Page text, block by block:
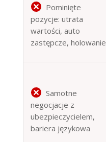
Pominięte
pozycje: utrata
wartości, auto
zastępcze, holowanie
Samotne
negocjacje z
ubezpieczycielem,
bariera językowa